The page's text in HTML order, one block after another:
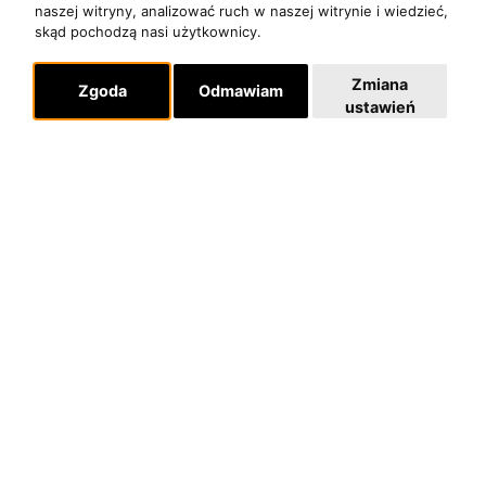
naszej witryny, analizować ruch w naszej witrynie i wiedzieć,
skąd pochodzą nasi użytkownicy.
Zgoda Odmawiam
Zmiana
ustawień
O zespole
MUZYKA I NUTY